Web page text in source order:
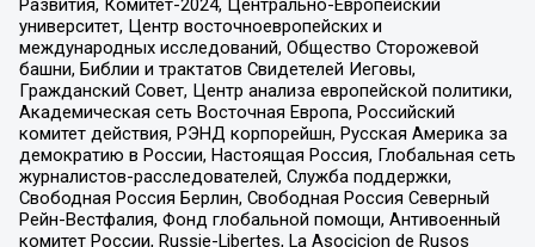
Развития, Комитет-2024, Центрально-Европейский
университет, Центр восточноевропейских и
международных исследований, Общество Сторожевой
башни, Библии и трактатов Свидетелей Иеговы,
Гражданский Совет, Центр анализа европейской политики,
Академическая сеть Восточная Европа, Российский
комитет действия, РЭНД корпорейшн, Русская Америка за
демократию в России, Настоящая Россия, Глобальная сеть
журналистов-расследователей, Служба поддержки,
Свободная Россия Берлин, Свободная Россия Северный
Рейн-Вестфалия, Фонд глобальной помощи, Антивоенный
комитет России, Russie-Libertes, La Asocicion de Rusos